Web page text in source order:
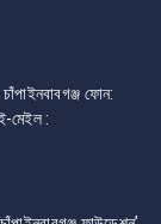
ফোন:
মেইল :